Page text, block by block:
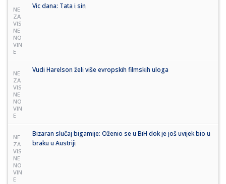
NE
ZA
VIS
NE
NO
VIN
E
Vic dana: Tata i sin
NE
ZA
VIS
NE
NO
VIN
E
Vudi Harelson želi više evropskih filmskih uloga
NE
ZA
VIS
NE
NO
VIN
E
Bizaran slučaj bigamije: Oženio se u BiH dok je još uvijek bio u
braku u Austriji